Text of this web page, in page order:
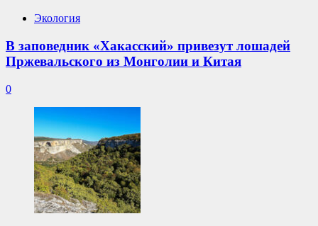
Экология
В заповедник «Хакасский» привезут лошадей
Пржевальского из Монголии и Китая
0